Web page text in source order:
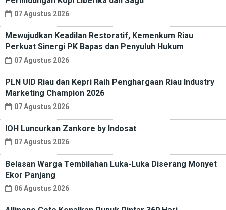
07 Agustus 2026
Mewujudkan Keadilan Restoratif, Kemenkum Riau
Perkuat Sinergi PK Bapas dan Penyuluh Hukum
07 Agustus 2026
PLN UID Riau dan Kepri Raih Penghargaan Riau Industry
Marketing Champion 2026
07 Agustus 2026
IOH Luncurkan Zankore by Indosat
07 Agustus 2026
Belasan Warga Tembilahan Luka-Luka Diserang Monyet
Ekor Panjang
06 Agustus 2026